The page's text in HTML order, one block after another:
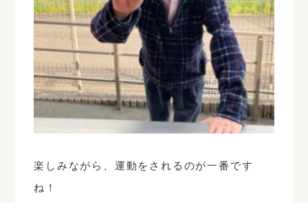
楽しみながら、運動をされるのが一番です
ね！